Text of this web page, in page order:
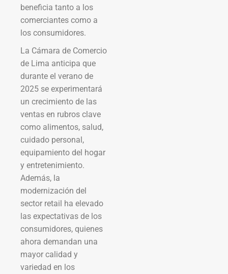
beneficia tanto a los
comerciantes como a
los consumidores.
La Cámara de Comercio
de Lima anticipa que
durante el verano de
2025 se experimentará
un crecimiento de las
ventas en rubros clave
como alimentos, salud,
cuidado personal,
equipamiento del hogar
y entretenimiento.
Además, la
modernización del
sector retail ha elevado
las expectativas de los
consumidores, quienes
ahora demandan una
mayor calidad y
variedad en los